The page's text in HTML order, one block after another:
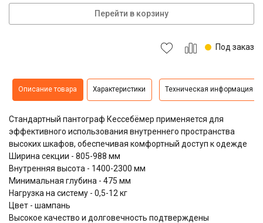
Перейти в корзину
Под заказ
Описание товара Характеристики Техническая информация
Стандартный пантограф Кессебёмер применяется для
эффективного использования внутреннего пространства
высоких шкафов, обеспечивая комфортный доступ к одежде
Ширина секции - 805-988 мм
Внутренняя высота - 1400-2300 мм
Минимальная глубина - 475 мм
Нагрузка на систему - 0,5-12 кг
Цвет - шампань
Высокое качество и долговечность подтверждены